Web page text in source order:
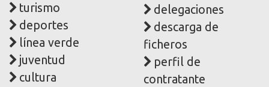
turismo
deportes
línea verde
juventud
cultura
delegaciones
descarga de
ficheros
perfil de
contratante